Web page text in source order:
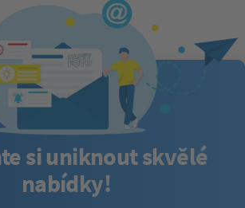
si uniknout skvělé
nabídky!